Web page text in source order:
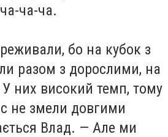
ча-ча.
бо на кубок з
разом з дорослими, на
них високий темп, тому
не змели довгими
Влад. — Але ми